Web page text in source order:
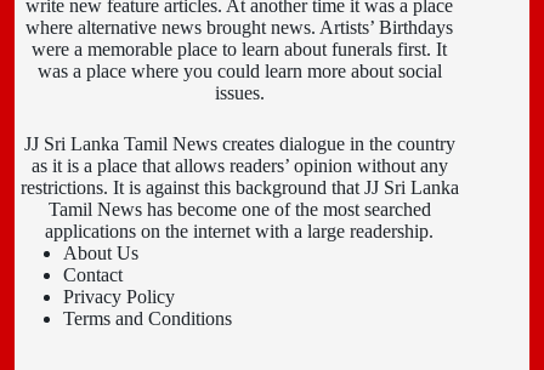
write new feature articles. At another time it was a place
where alternative news brought news. Artists’ Birthdays
were a memorable place to learn about funerals first. It
was a place where you could learn more about social
issues.
JJ Sri Lanka Tamil News creates dialogue in the country
as it is a place that allows readers’ opinion without any
restrictions. It is against this background that JJ Sri Lanka
Tamil News has become one of the most searched
applications on the internet with a large readership.
About Us
Contact
Privacy Policy
Terms and Conditions